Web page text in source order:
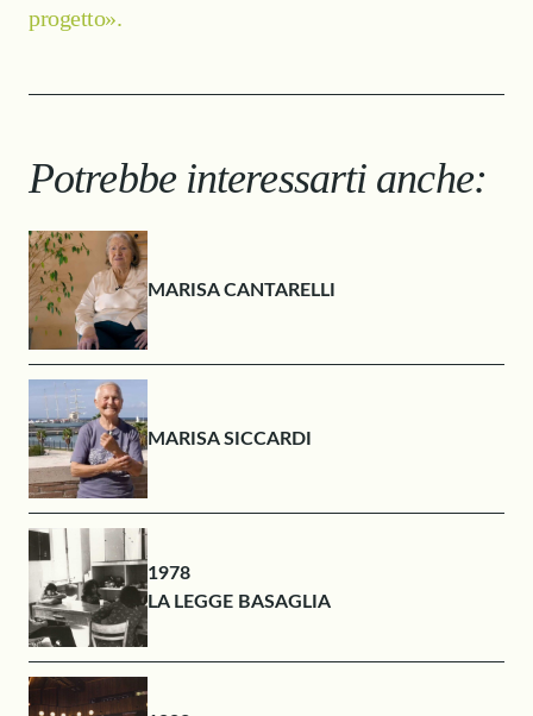
progetto».
Potrebbe interessarti anche:
MARISA CANTARELLI
MARISA SICCARDI
1978
LA LEGGE BASAGLIA